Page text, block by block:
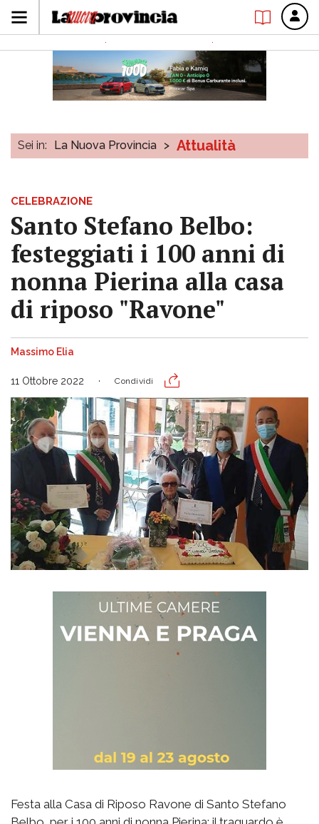
Sei in: La Nuova Provincia > Attualità
CELEBRAZIONE
Santo Stefano Belbo:
festeggiati i 100 anni di
nonna Pierina alla casa
di riposo "Ravone"
Massimo Elia
11 Ottobre 2022 Condividi
Festa alla Casa di Riposo Ravone di Santo Stefano